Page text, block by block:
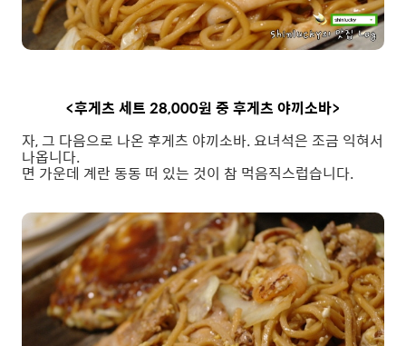
<후게츠 세트 28,000원 중 후게츠 야끼소바>
자, 그 다음으로 나온 후게츠 야끼소바. 요녀석은 조금 익혀서
나옵니다.
면 가운데 계란 동동 떠 있는 것이 참 먹음직스럽습니다.